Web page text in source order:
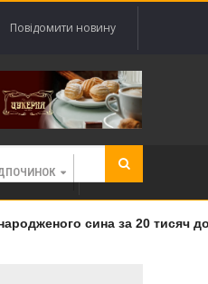
Повідомити новину
сина за 20 тисяч